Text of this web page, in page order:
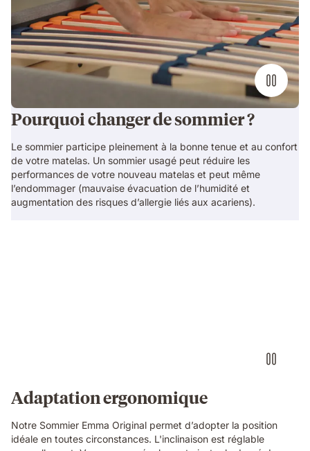
Pourquoi changer de sommier ?
Le sommier participe pleinement à la bonne tenue et au confort
de votre matelas. Un sommier usagé peut réduire les
performances de votre nouveau matelas et peut même
l’endommager (mauvaise évacuation de l’humidité et
augmentation des risques d’allergie liés aux acariens).
Adaptation ergonomique
Notre Sommier Emma Original permet d’adopter la position
idéale en toutes circonstances. L'inclinaison est réglable